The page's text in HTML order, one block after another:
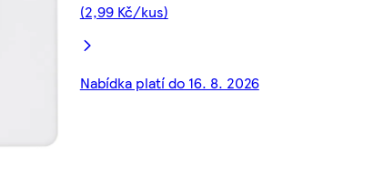
(2,99 Kč/kus)
Nabídka platí do 16. 8. 2026